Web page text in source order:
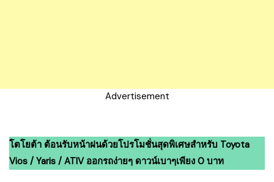
Advertisement
โตโยต้า ต้อนรับหน้าฝนด้วยโปรโมชั่นสุดพิเศษสำหรับ Toyota
Vios / Yaris / ATIV ออกรถง่ายๆ ดาวน์เบาๆเพียง 0 บาท